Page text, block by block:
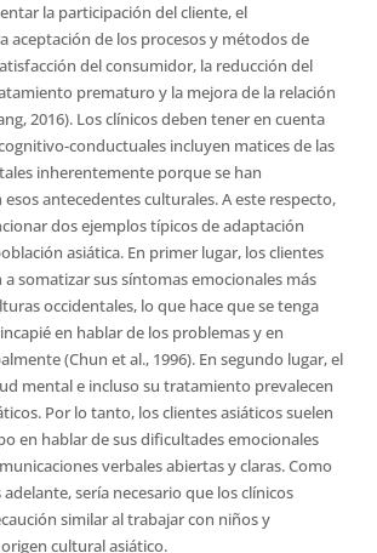
la participación del cliente, el
aceptación de los procesos y métodos de
del consumidor, la reducción del
prematuro y la mejora de la relación
2016). Los clínicos deben tener en cuenta
conductuales incluyen matices de las
inherentemente porque se han
antecedentes culturales. A este respecto,
dos ejemplos típicos de adaptación
asiática. En primer lugar, los clientes
somatizar sus síntomas emocionales más
occidentales, lo que hace que se tenga
en hablar de los problemas y en
(Chun et al., 1996). En segundo lugar, el
mental e incluso su tratamiento prevalecen
Por lo tanto, los clientes asiáticos suelen
en hablar de sus dificultades emocionales
verbales abiertas y claras. Como
sería necesario que los clínicos
similar al trabajar con niños y
cultural asiático.